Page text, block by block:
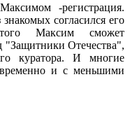
-регистрация.
согласился его
Максим сможет
"Защитники Отечества",
куратора. И многие
и с меньшими